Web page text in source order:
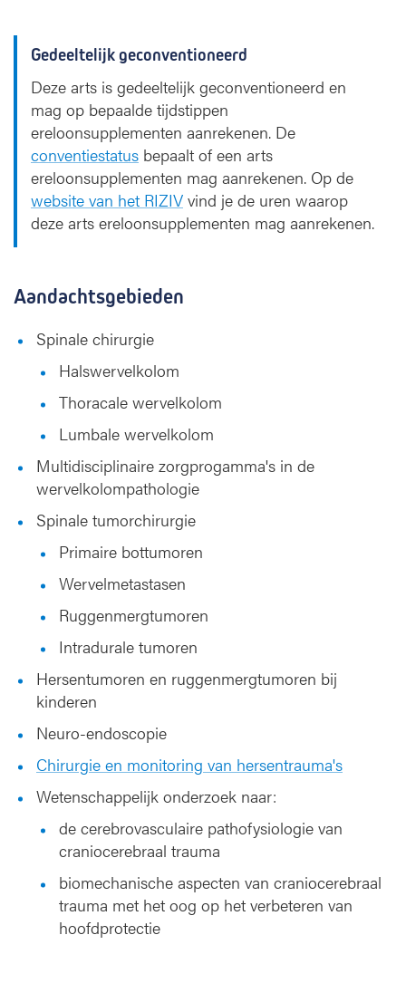
Gedeeltelijk geconventioneerd
Deze arts is gedeeltelijk geconventioneerd en
mag op bepaalde tijdstippen
ereloonsupplementen aanrekenen. De
conventiestatus bepaalt of een arts
ereloonsupplementen mag aanrekenen. Op de
website van het RIZIV vind je de uren waarop
deze arts ereloonsupplementen mag aanrekenen.
Aandachtsgebieden
Spinale chirurgie
Halswervelkolom
Thoracale wervelkolom
Lumbale wervelkolom
Multidisciplinaire zorgprogamma's in de
wervelkolompathologie
Spinale tumorchirurgie
Primaire bottumoren
Wervelmetastasen
Ruggenmergtumoren
Intradurale tumoren
Hersentumoren en ruggenmergtumoren bij
kinderen
Neuro-endoscopie
Chirurgie en monitoring van hersentrauma's
Wetenschappelijk onderzoek naar:
de cerebrovasculaire pathofysiologie van
craniocerebraal trauma
biomechanische aspecten van craniocerebraal
trauma met het oog op het verbeteren van
hoofdprotectie